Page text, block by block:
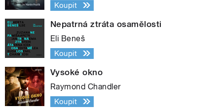
Koupit
Nepatrná ztráta osamělosti
Eli Beneš
Koupit
Vysoké okno
Raymond Chandler
Koupit